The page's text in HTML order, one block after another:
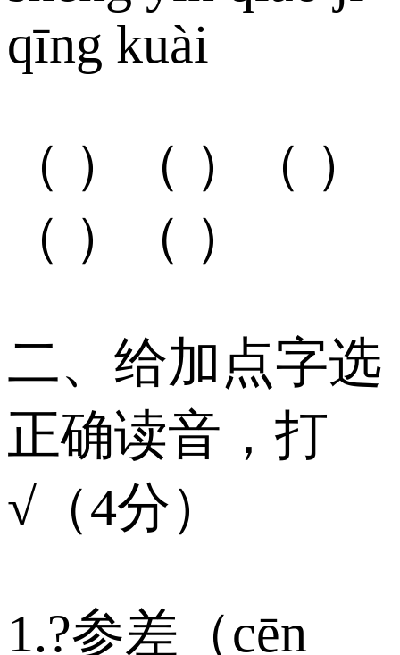
qīng kuài
（ ）（ ）（ ）
（ ）（ ）
二、给加点字选
正确读音，打
√（4分）
1.?参差（cēn